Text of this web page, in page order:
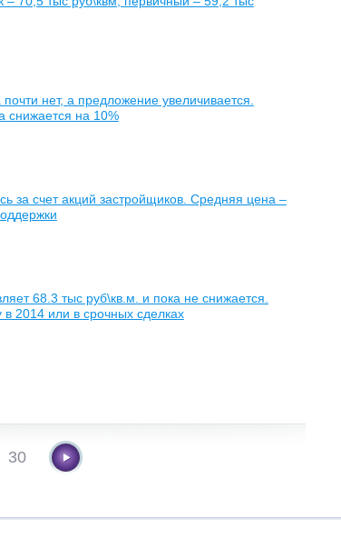
нет, а предложение увеличивается.
снижается на 10%
за счет акций застройщиков. Средняя цена –
68.3 тыс руб\кв.м. и пока не снижается.
в 2014 или в срочных сделках
30